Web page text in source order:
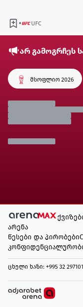
• UFC
არ გამოგრჩეს
მსოფლიო 2026
არენა
წესები და პირობები
ცხელი ხაზი: +995 32